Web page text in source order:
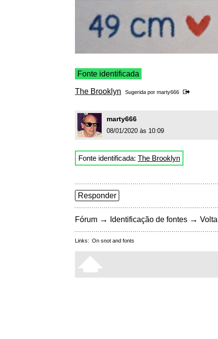
Fonte identificada
The Brooklyn Sugerida por marty666
marty666
08/01/2020 às 10:09
Fonte identificada: The Brooklyn
Responder
Fórum → Identificação de fontes →
Links: On snot and fonts